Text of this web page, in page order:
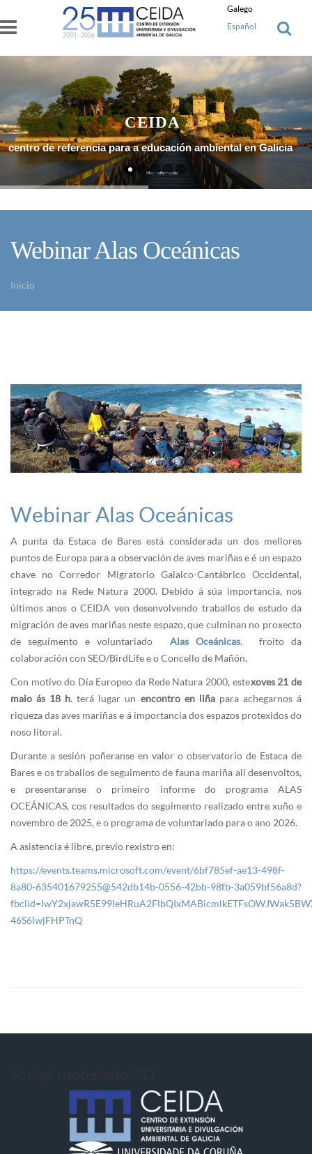
Ir o contido principal
Galego
Español
centro de referencia para a educación ambiental en Galicia
Máis Información
CEIDA
Webinar Alas Oceánicas
Inicio
Webinar Alas Oceánicas
A punta da Estaca de Bares está considerada un dos mellores
puntos de Europa para a observación de aves mariñas e é un espazo
chave no Corredor Migratorio Galaico-Cantábrico Occidental,
integrado na Rede Natura 2000. Debido á súa importancia, nos
últimos anos o CEIDA ven desenvolvendo traballos de estudo da
migración de aves mariñas neste espazo, que culminan no proxecto
de seguimento e voluntariado Alas Oceánicas,froito da
colaboración con SEO/BirdLife e o Concello de Mañón.
Con motivo do Día Europeo da Rede Natura 2000, estexoves 21 de
maio ás 18 h. terá lugar un encontro en liña para achegarnos á
riqueza das aves mariñas e á importancia dos espazos protexidos do
noso litoral.
Durante a sesión poñeranse en valor o observatorio de Estaca de
Bares e os traballos de seguimento de fauna mariña alí desenvoltos,
e presentaranse o primeiro informe do programa ALAS
OCEÁNICAS, cos resultados do seguimento realizado entre xuño e
novembro de 2025, e o programa de voluntariado para o ano 2026.
A asistencia é libre, previo rexistro en:
https://events.teams.microsoft.com/event/6bf785ef-ae13-498f-
8a80-635401679255@542db14b-0556-42bb-98fb-3a059bf56a8d?
46S6lwjFHPTnQ